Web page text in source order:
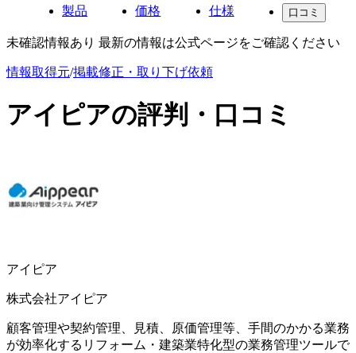
製品 価格 仕様 口コミ
未確認情報あり 最新の情報は公式ページをご確認ください
情報取得元/掲載修正・取り下げ依頼
アイピアの評判・口コミ
アイピア
株式会社アイピア
顧客管理や契約管理、見積、原価管理等、手間のかかる業務
が効率化するリフォーム・建築業特化型の業務管理ツールで